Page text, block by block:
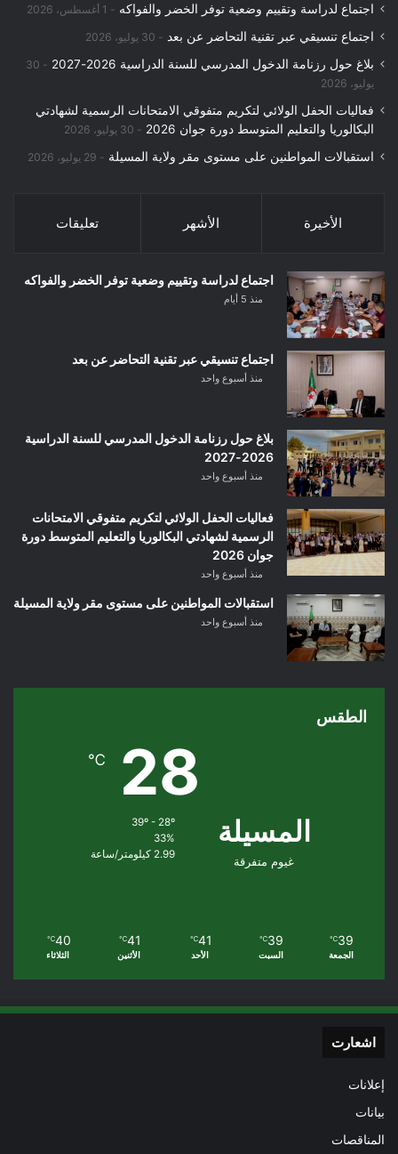
اجتماع لدراسة وتقييم وضعية توفر الخضر والفواكه 1 أغسطس، 2026
اجتماع تنسيقي عبر تقنية التحاضر عن بعد 30 يوليو، 2026
بلاغ حول رزنامة الدخول المدرسي للسنة الدراسية 2026-2027
30
يوليو، 2026
فعاليات الحفل الولائي لتكريم متفوقي الامتحانات الرسمية لشهادتي
البكالوريا والتعليم المتوسط دورة جوان 2026
30 يوليو، 2026
استقبالات المواطنين على مستوى مقر ولاية المسيلة 29 يوليو، 2026
الأخيرة الأشهر تعليقات
اجتماع لدراسة وتقييم وضعية توفر الخضر والفواكه
منذ 5 أيام
اجتماع تنسيقي عبر تقنية التحاضر عن بعد
منذ أسبوع واحد
بلاغ حول رزنامة الدخول المدرسي للسنة الدراسية
2026-2027
منذ أسبوع واحد
فعاليات الحفل الولائي لتكريم متفوقي الامتحانات
الرسمية لشهادتي البكالوريا والتعليم المتوسط دورة
جوان 2026
منذ أسبوع واحد
استقبالات المواطنين على مستوى مقر ولاية المسيلة
منذ أسبوع واحد
الطقس
المسيلة
غيوم متفرقة
28
℃
39º - 28º
33%
2.99 كيلومتر/ساعة
39
℃
الجمعة
39
℃
السبت
41
℃
الأحد
41
℃
الأثنين
40
℃
الثلاثاء
اشعارت
إعلانات
بيانات
المناقصات